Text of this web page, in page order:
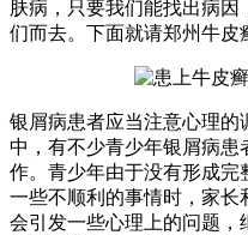
肤病，只要我们能找出病
们而去。下面就请郑州牛皮
银屑病患者应当注意心理
中，有不少青少年银屑病
作。青少年由于没有形成完
一些不顺利的事情时，家长
会引发一些心理上的问题，